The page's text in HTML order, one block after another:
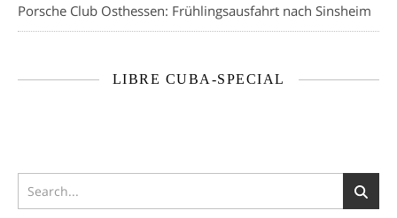
Porsche Club Osthessen: Frühlingsausfahrt nach Sinsheim
LIBRE CUBA-SPECIAL